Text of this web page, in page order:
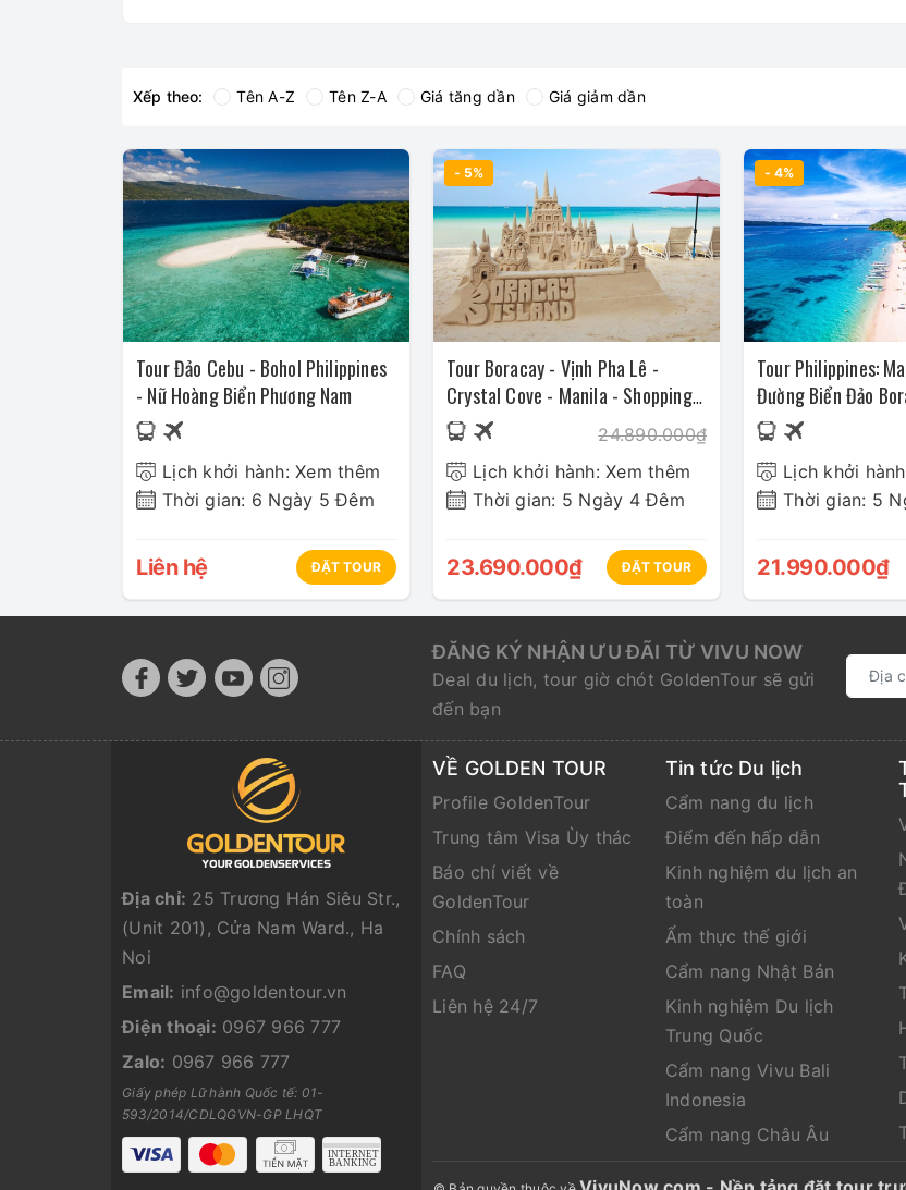
Xếp theo: Tên A-Z Tên Z-A Giá tăng dần Giá giảm dần
Tour Đảo Cebu - Bohol Philippines
- Nữ Hoàng Biển Phương Nam
Lịch khởi hành: Xem thêm
Thời gian: 6 Ngày 5 Đêm
Liên hệ ĐẶT TOUR
- 5%
Tour Boracay - Vịnh Pha Lê -
Crystal Cove - Manila - Shopping
Bất Tận (Hàng không Philippines
Airlines)
24.890.000₫
Lịch khởi hành: Xem thêm
Thời gian: 5 Ngày 4 Đêm
23.690.000₫ ĐẶT TOUR
- 4%
Tour Philippines:
Đường Biển Đảo
Lịch khởi
Thời gian: 5
21.990.000₫
ĐĂNG KÝ NHẬN ƯU ĐÃI TỪ VIVU NOW
Deal du lịch, tour giờ chót GoldenTour sẽ gửi
đến bạn
Địa chỉ: 25 Trương Hán Siêu Str.,
(Unit 201), Cửa Nam Ward., Ha
Noi
Email: info@goldentour.vn
Điện thoại: 0967 966 777
Zalo: 0967 966 777
Giấy phép Lữ hành Quốc tế: 01-
593/2014/CDLQGVN-GP LHQT
VỀ GOLDEN TOUR
Profile GoldenTour
Trung tâm Visa Ùy thác
Báo chí viết về
GoldenTour
Chính sách
FAQ
Liên hệ 24/7
Tin tức Du lịch
Cẩm nang du lịch
Điểm đến hấp dẫn
Kinh nghiệm du lịch an
toàn
Ẩm thực thế giới
Cẩm nang Nhật Bản
Kinh nghiệm Du lịch
Trung Quốc
Cẩm nang Vivu Bali
Indonesia
Cẩm nang Châu Âu